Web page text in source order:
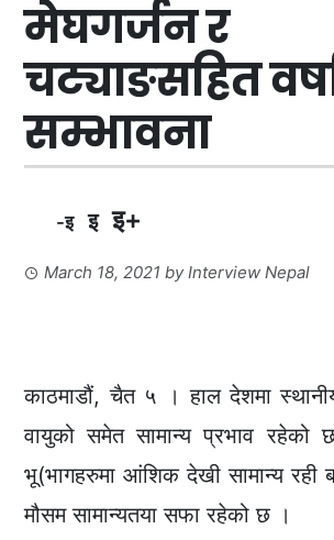
मेघगर्जन र
चट्याङसहित
सम्भावना
-इ इ इ+
March 18, 2021 byInterview Nepal
काठमाडौं, चैत ५ । हाल देशमा
वायुको समेत सामान्य प्रभाव रहेको
भू(भागहरुमा आंशिक देखी सामान्य रही
मौसम सामान्यतया सफा रहेको छ ।